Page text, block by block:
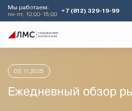
Мы работаем:
пн-пт, 10:00-18:00
+7 (812) 329-19-99
Главная Аналитика
06.11.2025
Ежедневный обзор